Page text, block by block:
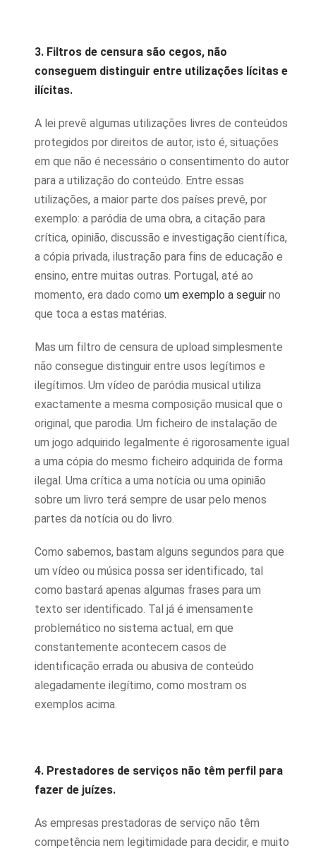
3. Filtros de censura são cegos, não
conseguem distinguir entre utilizações lícitas e
ilícitas.
A lei prevê algumas utilizações livres de conteúdos
protegidos por direitos de autor, isto é, situações
em que não é necessário o consentimento do autor
para a utilização do conteúdo. Entre essas
utilizações, a maior parte dos países prevê, por
exemplo: a paródia de uma obra, a citação para
crítica, opinião, discussão e investigação científica,
a cópia privada, ilustração para fins de educação e
ensino, entre muitas outras. Portugal, até ao
momento, era dado como um exemplo a seguir no
que toca a estas matérias.
Mas um filtro de censura de upload simplesmente
não consegue distinguir entre usos legítimos e
ilegítimos. Um vídeo de paródia musical utiliza
exactamente a mesma composição musical que o
original, que parodia. Um ficheiro de instalação de
um jogo adquirido legalmente é rigorosamente igual
a uma cópia do mesmo ficheiro adquirida de forma
ilegal. Uma crítica a uma notícia ou uma opinião
sobre um livro terá sempre de usar pelo menos
partes da notícia ou do livro.
Como sabemos, bastam alguns segundos para que
um vídeo ou música possa ser identificado, tal
como bastará apenas algumas frases para um
texto ser identificado. Tal já é imensamente
problemático no sistema actual, em que
constantemente acontecem casos de
identificação errada ou abusiva de conteúdo
alegadamente ilegítimo, como mostram os
exemplos acima.
4. Prestadores de serviços não têm perfil para
fazer de juízes.
As empresas prestadoras de serviço não têm
competência nem legitimidade para decidir, e muito